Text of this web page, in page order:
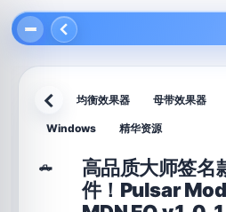
返回 均衡效果器 母带效果器
Windows 精华资源
🛻
高品质大师签名
件！Pulsar